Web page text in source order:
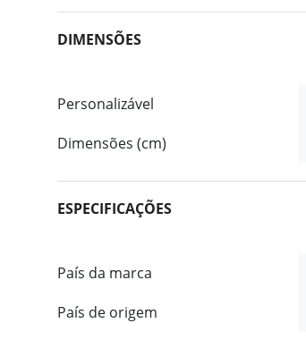
DIMENSÕES
Personalizável
Dimensões (cm)
ESPECIFICAÇÕES
País da marca
País de origem